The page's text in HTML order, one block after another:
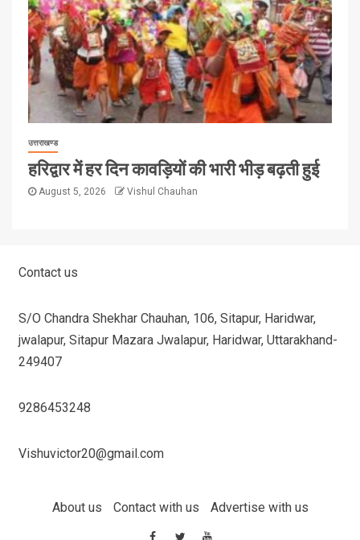
उत्तराखण्ड
हरिद्वार में हर दिन कावड़ियों की भारी भीड़ बढ़ती हुई
August 5, 2026 Vishul Chauhan
Contact us
S/O Chandra Shekhar Chauhan, 106, Sitapur, Haridwar,
jwalapur, Sitapur Mazara Jwalapur, Haridwar, Uttarakhand-
249407
9286453248
Vishuvictor20@gmail.com
About us Contact with us Advertise with us